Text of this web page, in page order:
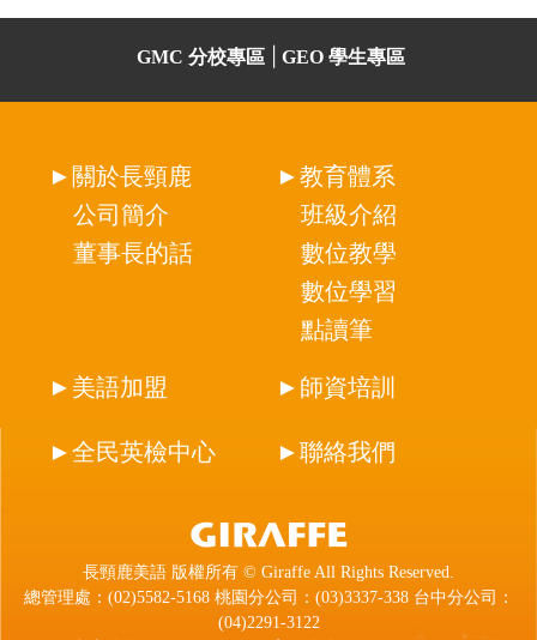
GMC 分校專區 GEO 學生專區
►關於長頸鹿
公司簡介
董事長的話
►教育體系
班級介紹
數位教學
數位學習
點讀筆
►美語加盟 ►師資培訓
►全民英檢中心 ►聯絡我們
長頸鹿美語 版權所有 © Giraffe All Rights Reserved.
總管理處：(02)5582-5168 桃園分公司：(03)3337-338 台中分公司：
(04)2291-3122